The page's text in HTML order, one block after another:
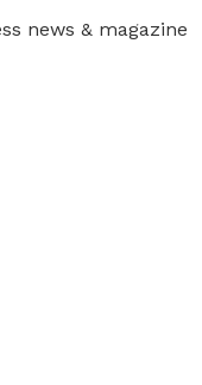
news & magazine